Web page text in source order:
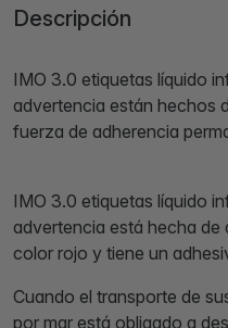
Descripción
IMO 3.0 etiquetas líquido
advertencia están hechos
fuerza de adherencia
IMO 3.0 etiquetas líquido
advertencia está hecha de
color rojo y tiene un
Cuando el transporte de
por mar está obligado a